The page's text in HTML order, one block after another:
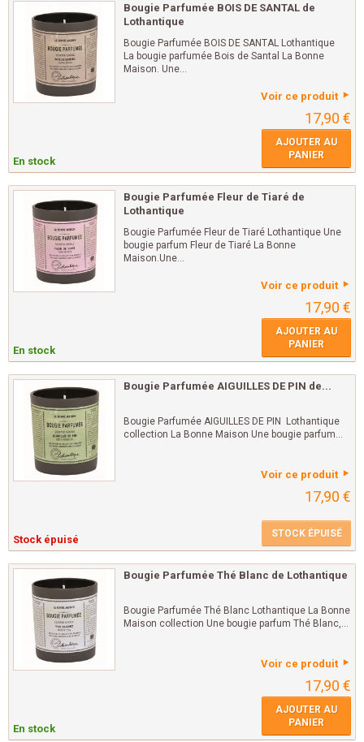
Bougie Parfumée BOIS DE SANTAL de
Lothantique
Bougie Parfumée BOIS DE SANTAL Lothantique
La bougie parfumée Bois de Santal La Bonne
Maison. Une...
Voir ce produit
17,90 €
En stock
AJOUTER AU
PANIER
Bougie Parfumée Fleur de Tiaré de
Lothantique
Bougie Parfumée Fleur de Tiaré Lothantique Une
bougie parfum Fleur de Tiaré La Bonne
Maison.Une...
Voir ce produit
17,90 €
En stock
AJOUTER AU
PANIER
Bougie Parfumée AIGUILLES DE PIN de...
Bougie Parfumée AIGUILLES DE PIN Lothantique
collection La Bonne Maison Une bougie parfum...
Voir ce produit
17,90 €
Stock épuisé STOCK ÉPUISÉ
Bougie Parfumée Thé Blanc de Lothantique
Bougie Parfumée Thé Blanc Lothantique La Bonne
Maison collection Une bougie parfum Thé Blanc,...
Voir ce produit
17,90 €
En stock
AJOUTER AU
PANIER